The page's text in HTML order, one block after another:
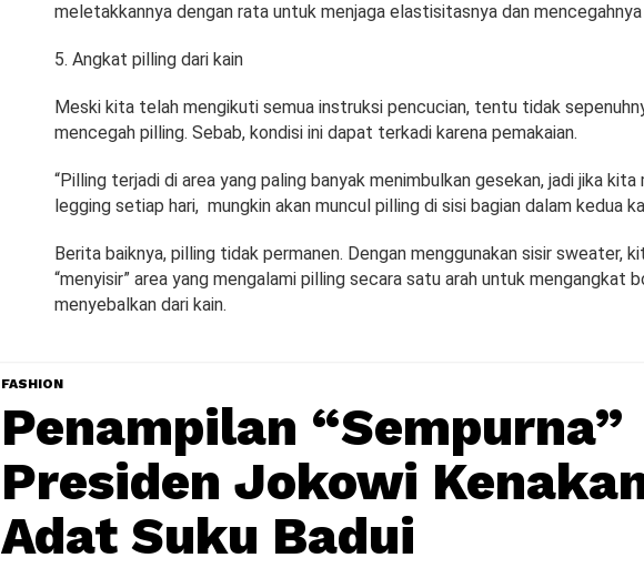
meletakkannya dengan rata untuk menjaga elastisitasnya dan
Angkat pilling dari kain
Meski kita telah mengikuti semua instruksi pencucian, tentu tidak
mencegah pilling. Sebab, kondisi ini dapat terkadi karena pemakaian.
“Pilling terjadi di area yang paling banyak menimbulkan gesekan, jadi jika kita
legging setiap hari, mungkin akan muncul pilling di sisi bagian dalam kedua
Berita baiknya, pilling tidak permanen. Dengan menggunakan sisir sweater,
“menyisir” area yang mengalami pilling secara satu arah untuk mengangkat
menyebalkan dari kain.
FASHION
Penampilan “Sempurna”
Presiden Jokowi
Adat Suku Badui